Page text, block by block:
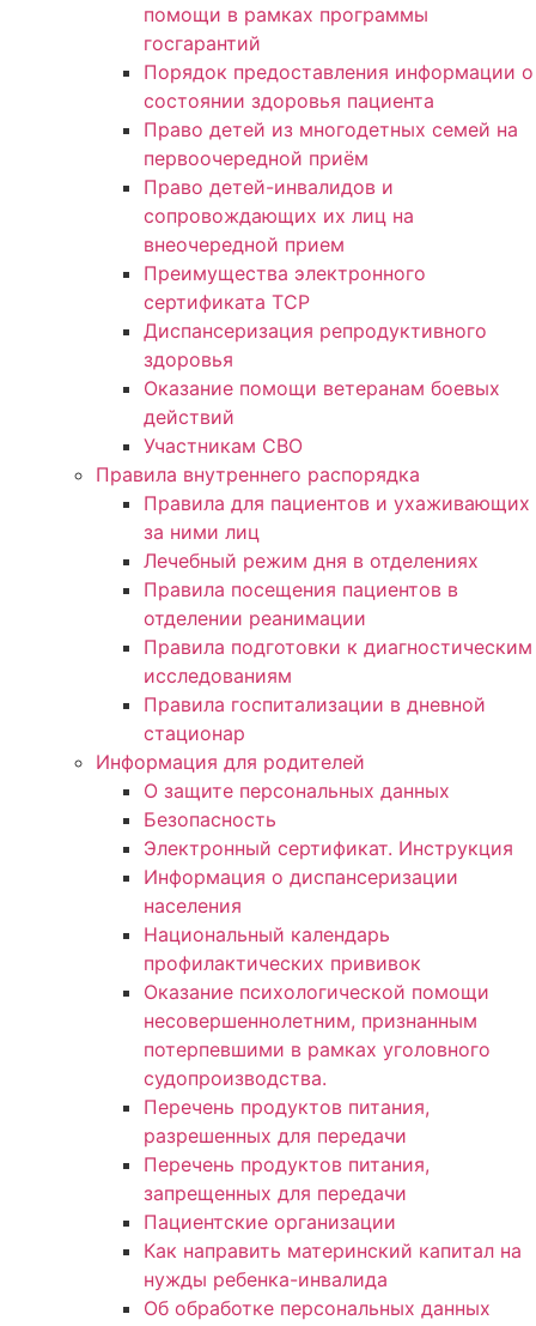
помощи в рамках программы
госгарантий
Порядок предоставления информации о
состоянии здоровья пациента
Право детей из многодетных семей на
первоочередной приём
Право детей-инвалидов и
сопровождающих их лиц на
внеочередной прием
Преимущества электронного
сертификата ТСР
Диспансеризация репродуктивного
здоровья
Оказание помощи ветеранам боевых
действий
Участникам СВО
Правила внутреннего распорядка
Правила для пациентов и ухаживающих
за ними лиц
Лечебный режим дня в отделениях
Правила посещения пациентов в
отделении реанимации
Правила подготовки к диагностическим
исследованиям
Правила госпитализации в дневной
стационар
Информация для родителей
О защите персональных данных
Безопасность
Электронный сертификат. Инструкция
Информация о диспансеризации
населения
Национальный календарь
профилактических прививок
Оказание психологической помощи
несовершеннолетним, признанным
потерпевшими в рамках уголовного
судопроизводства.
Перечень продуктов питания,
разрешенных для передачи
Перечень продуктов питания,
запрещенных для передачи
Пациентские организации
Как направить материнский капитал на
нужды ребенка-инвалида
Об обработке персональных данных